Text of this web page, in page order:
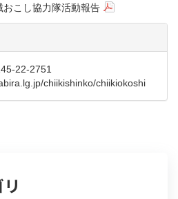
こし協力隊活動報告
22-2751
chiikishinko/chiikiokoshi